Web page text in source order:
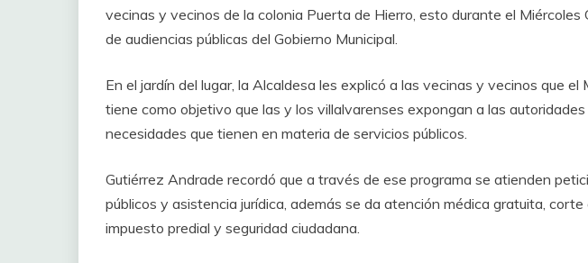
vecinas y vecinos de la colonia Puerta de Hierro, esto durante el Miércoles
de audiencias públicas del Gobierno Municipal.
‎En el jardín del lugar, la Alcaldesa les explicó a las vecinas y vecinos que el
tiene como objetivo que las y los villalvarenses expongan a las autoridades
necesidades que tienen en materia de servicios públicos.
‎Gutiérrez Andrade recordó que a través de ese programa se atienden
públicos y asistencia jurídica, además se da atención médica gratuita, corte
impuesto predial y seguridad ciudadana.